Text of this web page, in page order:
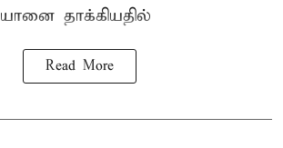
யானை தாக்கியதில்
Read More